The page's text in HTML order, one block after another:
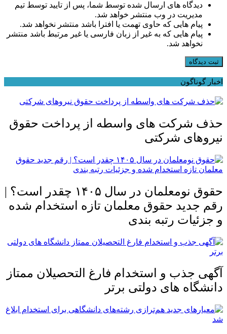
دیدگاه های ارسال شده توسط شما، پس از تایید توسط تیم
مدیریت در وب منتشر خواهد شد.
پیام هایی که حاوی تهمت یا افترا باشد منتشر نخواهد شد.
پیام هایی که به غیر از زبان فارسی یا غیر مرتبط باشد منتشر
نخواهد شد.
ثبت دیدگاه
اخبار گوناگون
حذف شرکت های واسطه از پرداخت حقوق
نیروهای شرکتی
حقوق نومعلمان در سال ۱۴۰۵ چقدر است؟ |
رقم جدید حقوق معلمان تازه استخدام شده
و جزئیات رتبه بندی
آگهی جذب و استخدام فارغ التحصیلان ممتاز
دانشگاه های دولتی برتر